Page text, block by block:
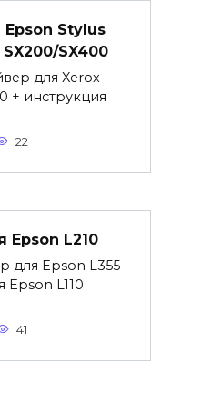
Stylus
SX400
для Xerox
+ инструкция
22
Epson L210
для Epson L355
L110
41